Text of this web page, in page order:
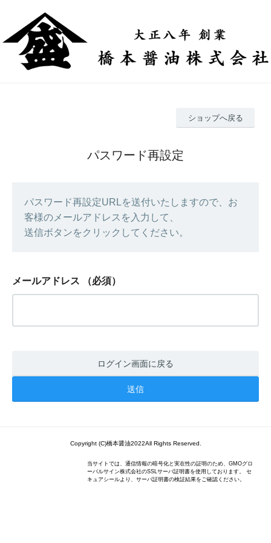
ショップへ戻る
パスワード再設定
パスワード再設定URLを送付いたしますので、お
客様のメールアドレスを入力して、
送信ボタンをクリックしてください。
メールアドレス （必須）
ログイン画面に戻る
Copyright (C)橋本醤油2022All Rights Reserved.
当サイトでは、通信情報の暗号化と実在性の証明のため、GMOグロ
ーバルサイン株式会社のSSLサーバ証明書を使用しております。 セ
キュアシールより、サーバ証明書の検証結果をご確認ください。